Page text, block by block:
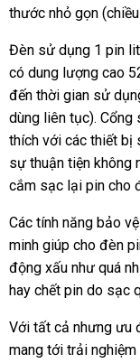
thước nhỏ gọn
Đèn sử dụng 1 pin
có dung lượng cao
đến thời gian sử
dùng liên tục).
thích với các thiết bị
sự thuận tiện không
cắm sạc lại pin cho
Các tính năng bảo
minh giúp cho đèn
động xấu như quá
hay chết pin do sạc
Với tất cả nhưng ưu
mang tới trải